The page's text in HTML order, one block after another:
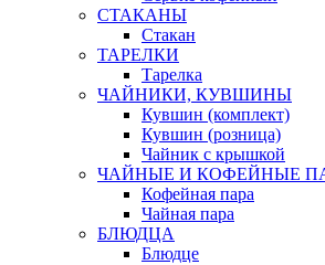
СТАКАНЫ
Стакан
ТАРЕЛКИ
Тарелка
ЧАЙНИКИ, КУВШИНЫ
Кувшин (комплект)
Кувшин (розница)
Чайник с крышкой
ЧАЙНЫЕ И КОФЕЙНЫЕ
Кофейная пара
Чайная пара
БЛЮДЦА
Блюдце